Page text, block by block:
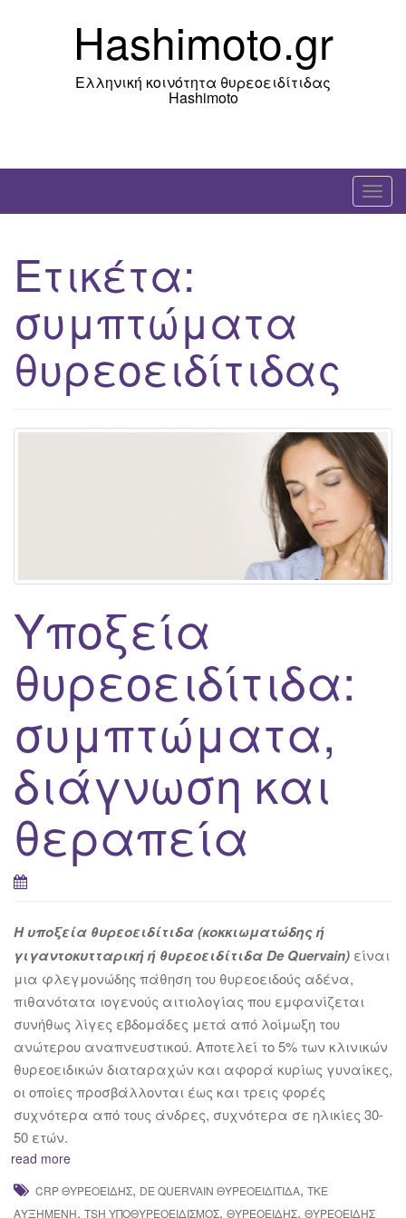
Hashimoto.gr
Ελληνική κοινότητα θυρεοειδίτιδας
Hashimoto
T
o
a
t
i
o
n
Ετικέτα:
συμπτώματα
θυρεοειδίτιδας
Υποξεία
θυρεοειδίτιδα:
συμπτώματα,
διάγνωση και
θεραπεία
Η υποξεία θυρεοειδίτιδα (κοκκιωματώδης ή
γιγαντοκυτταρική ή θυ­ρεοειδίτιδα De Quervain) είναι
μια φλεγμονώδης πάθηση του θυρεοειδούς αδένα,
πιθανότατα ιογενούς αιτιολογίας που εμφανίζεται
συνήθως λίγες εβδομάδες μετά από λοίμωξη του
ανώτερου αναπνευστικού. Αποτελεί το 5% των κλινικών
θυρεοειδικών διαταραχών και αφορά κυρίως γυναίκες,
οι οποίες προσβάλλονται έως και τρεις φορές
συχνότερα από τους άνδρες, συχνότερα σε ηλικίες 30-
50 ετών.
read more
CRP ΘΥΡΕΟΕΙΔΉΣ, DE QUERVAIN ΘΥΡΕΟΕΙΔΊΤΙΔΑ, TKE
ΑΥΞΗΜΈΝΗ, TSH ΥΠΟΘΥΡΕΟΕΙΔΙΣΜΌΣ, ΘΥΡΕΟΕΙΔΉΣ, ΘΥΡΕΟΕΙΔΉΣ